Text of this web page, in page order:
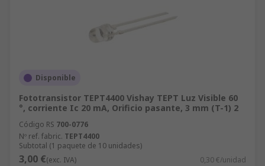
Disponible
Fototransistor TEPT4400 Vishay TEPT Luz Visible 60
°, corriente Ic 20 mA, Orificio pasante, 3 mm (T-1) 2
Código RS 700-0776
Nº ref. fabric. TEPT4400
Subtotal (1 paquete de 10 unidades)
3,00 €(exc. IVA) 0,30 €/unidad